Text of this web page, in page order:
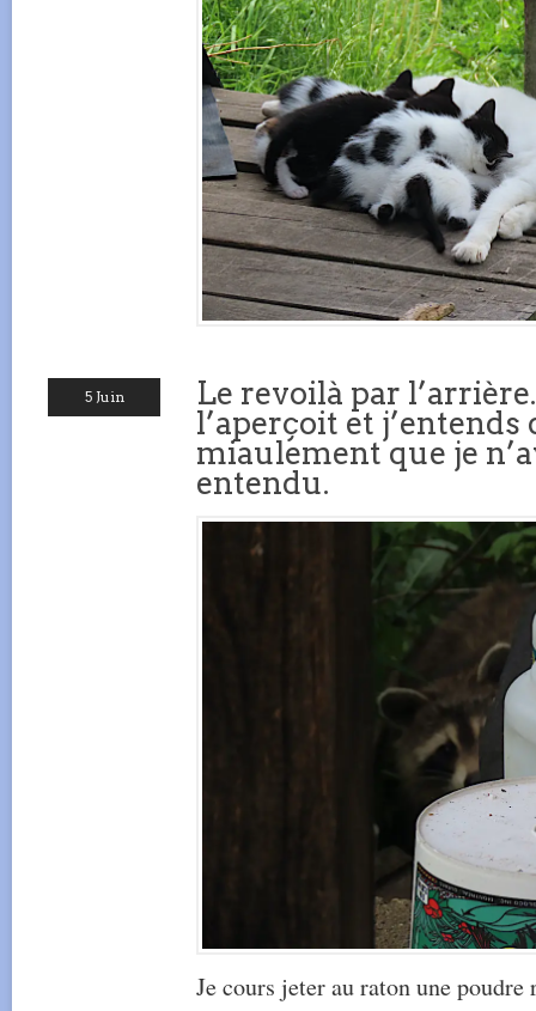
5 Juin
Le revoilà par
l’aperçoit et j’entends
miaulement que je
entendu.
Je cours jeter au raton une